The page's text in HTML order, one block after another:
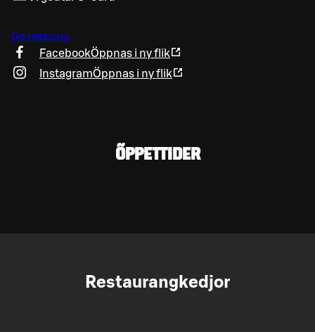
Ge respons
FacebookÖppnas i ny flik
InstagramÖppnas i ny flik
ÖPPETTIDER
Restaurangkedjor